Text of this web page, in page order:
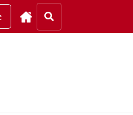
bảy, ngày 8/08/2026